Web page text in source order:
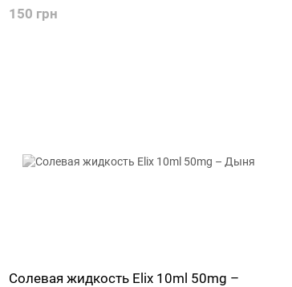
150 грн
Солевая жидкость Elix 10ml 50mg –